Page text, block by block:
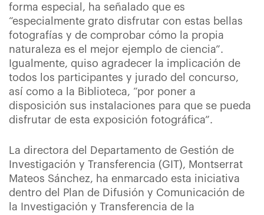
forma especial, ha señalado que es
“especialmente grato disfrutar con estas bellas
fotografías y de comprobar cómo la propia
naturaleza es el mejor ejemplo de ciencia”.
Igualmente, quiso agradecer la implicación de
todos los participantes y jurado del concurso,
así como a la Biblioteca, “por poner a
disposición sus instalaciones para que se pueda
disfrutar de esta exposición fotográfica”.
La directora del Departamento de Gestión de
Investigación y Transferencia (GIT), Montserrat
Mateos Sánchez, ha enmarcado esta iniciativa
dentro del Plan de Difusión y Comunicación de
la Investigación y Transferencia de la